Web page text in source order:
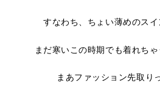
すなわち、ちょい薄めのス
まだ寒いこの時期でも着れちゃ
まあファッション先取り